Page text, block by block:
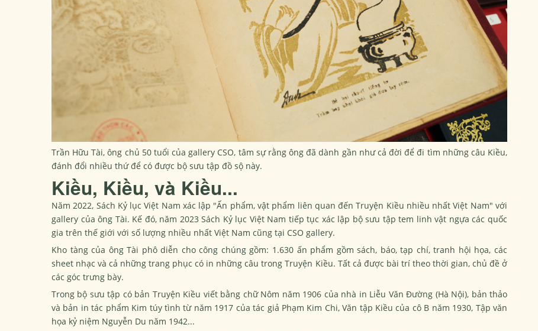
Trần Hữu Tài, ông chủ 50 tuổi của gallery CSO, tâm sự rằng ông đã dành gần như cả đời để đi tìm những câu Kiều,
đánh đổi nhiều thứ để có được bộ sưu tập đồ sộ này.
Kiều, Kiều, và Kiều...
Năm 2022, Sách Kỷ lục Việt Nam xác lập "Ấn phẩm, vật phẩm liên quan đến Truyện Kiều nhiều nhất Việt Nam" với
gallery của ông Tài. Kế đó, năm 2023 Sách Kỷ lục Việt Nam tiếp tục xác lập bộ sưu tập tem linh vật ngựa các quốc
gia trên thế giới với số lượng nhiều nhất Việt Nam cũng tại CSO gallery.
Kho tàng của ông Tài phô diễn cho công chúng gồm: 1.630 ấn phẩm gồm sách, báo, tạp chí, tranh hội họa, các
sheet nhạc và cả những trang phục có in những câu trong Truyện Kiều. Tất cả được bài trí theo thời gian, chủ đề ở
các góc trưng bày.
Trong bộ sưu tập có bản Truyện Kiều viết bằng chữ Nôm năm 1906 của nhà in Liễu Văn Đường (Hà Nội), bản thảo
và bản in tác phẩm Kim túy tình từ năm 1917 của tác giả Phạm Kim Chi, Văn tập Kiều của cô B năm 1930, Tập văn
họa kỷ niệm Nguyễn Du năm 1942...